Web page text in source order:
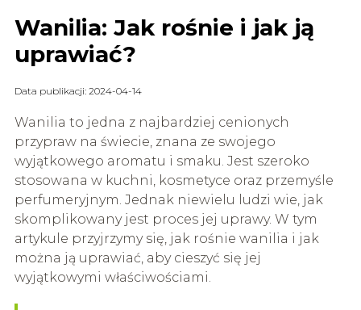
Wanilia: Jak rośnie i jak ją
uprawiać?
Data publikacji: 2024-04-14
Wanilia to jedna z najbardziej cenionych
przypraw na świecie, znana ze swojego
wyjątkowego aromatu i smaku. Jest szeroko
stosowana w kuchni, kosmetyce oraz przemyśle
perfumeryjnym. Jednak niewielu ludzi wie, jak
skomplikowany jest proces jej uprawy. W tym
artykule przyjrzymy się, jak rośnie wanilia i jak
można ją uprawiać, aby cieszyć się jej
wyjątkowymi właściwościami.